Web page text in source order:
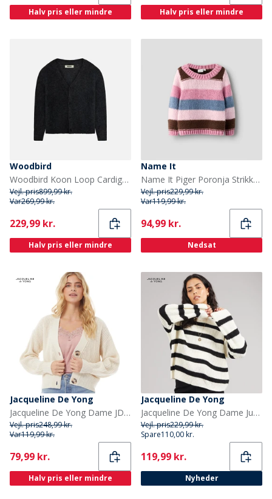
Halv pris eller mindre Halv pris eller mindre
Woodbird
Woodbird Koon Loop Cardigan Sort
Vejl. pris899,99 kr.
Var269,99 kr.
Current
229,99 kr.
Halv pris eller mindre
Name It
Name It Piger Poronja Strikket Sweater Mauve Orchid
Vejl. pris229,99 kr.
Var119,99 kr.
Current
94,99 kr.
Nedsat
Jacqueline De Yong
Jacqueline De Yong Dame JDY Justy Veste Ecru
Vejl. pris248,99 kr.
Var119,99 kr.
Current
79,99 kr.
Halv pris eller mindre
Jacqueline De Yong
Jacqueline De Yong Dame Justy Stribet Sweater Eggnog
Vejl. pris229,99 kr.
Spare110,00 kr.
Current
119,99 kr.
Nyheder